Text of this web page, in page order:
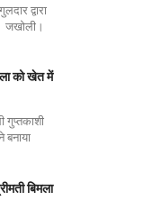
द्वारा
जखोली।
को खेत में
गुप्तकाशी
बनाया
बिमला